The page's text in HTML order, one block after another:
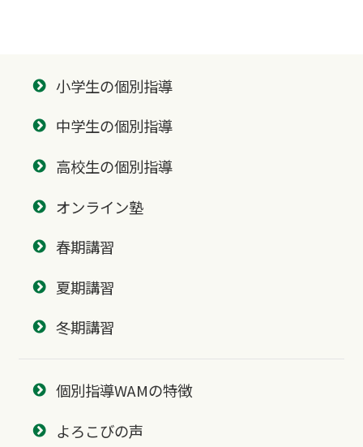
小学生の個別指導
中学生の個別指導
高校生の個別指導
オンライン塾
春期講習
夏期講習
冬期講習
個別指導WAMの特徴
よろこびの声